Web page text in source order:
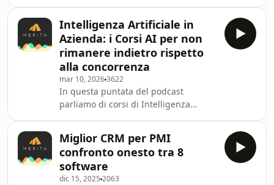
clienti e generare nuove opportunità
commerciali. In questo
perdere vendite? Questo episodio
offre consigli pratici su come
recuperare le opportunità perse.
Scopri tecniche di vendita efficaci per
*aumentare le vendite*e ottimizzare
la tua *gestione del tempo*,
trasformando ogni preventivo in
un'occasione concreta per il
Intelligenza Artificiale in
Azienda: i Corsi AI per non
rimanere indietro rispetto
alla concorrenza
mar 10, 20263622
In questa puntata del podcast
parliamo di corsi di Intelligenza
collaboratori possono usare
l’intelligenza artificiale in azienda per
migliorare processi, produttività e
competitività. Con Thomas Bandini
Miglior CRM per PMI
confronto onesto tra 8
software
dic 15, 2025 2063